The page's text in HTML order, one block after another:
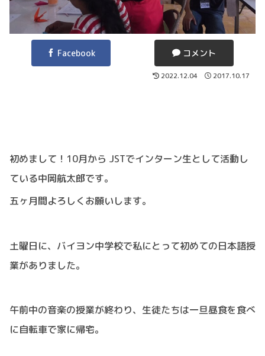
Facebook コメント
2022.12.04 2017.10.17
初めまして！ 10月から JSTでインターン生として活動し
ている中岡航太郎です。
五ヶ月間よろしくお願いします。
土曜日に、バイヨン中学校で私にとって初めての日本語授
業がありました。
午前中の音楽の授業が終わり、生徒たちは一旦昼食を食べ
に自転車で家に帰宅。